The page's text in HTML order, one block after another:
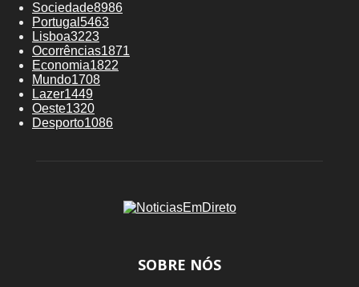
Sociedade8986
Portugal 5463
Lisboa3223
Ocorrências1871
Economia1822
Mundo1708
Lazer1449
Oeste1320
Desporto1086
SOBRE NÓS